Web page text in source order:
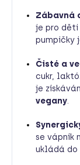
Zábavná
je pro děti
pumpičky
Čisté a
cukr,
je
vegany.
se vápník
ukládá do